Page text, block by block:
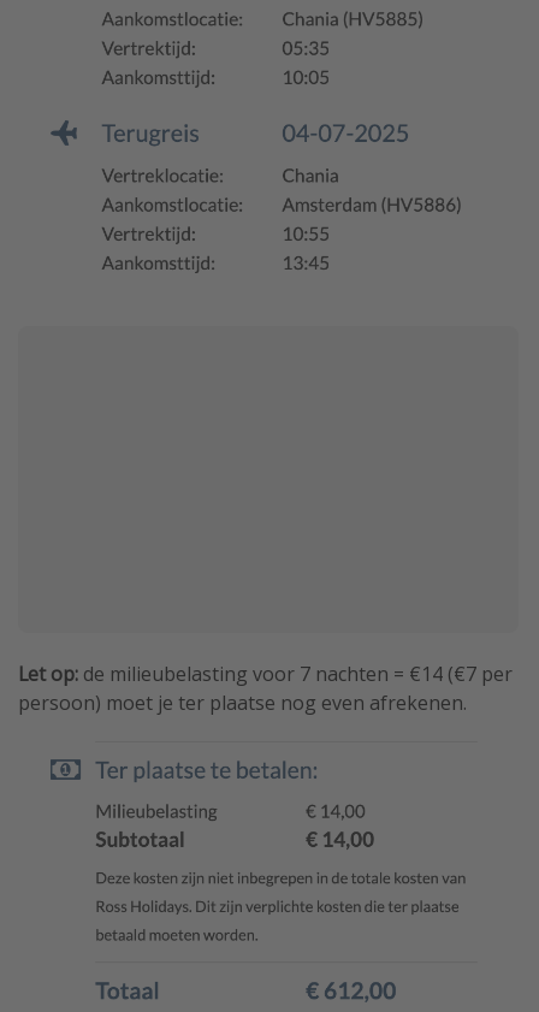
Let op: de milieubelasting voor 7 nachten = €14 (€7 per
persoon) moet je ter plaatse nog even afrekenen.